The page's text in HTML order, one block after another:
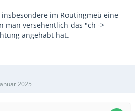
im Routingmeü eine
man versehentlich das "ch ->
angehabt hat.
2025